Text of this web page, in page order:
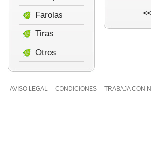
Farolas
Tiras
Otros
AVISO LEGAL CONDICIONES TRABAJA CON